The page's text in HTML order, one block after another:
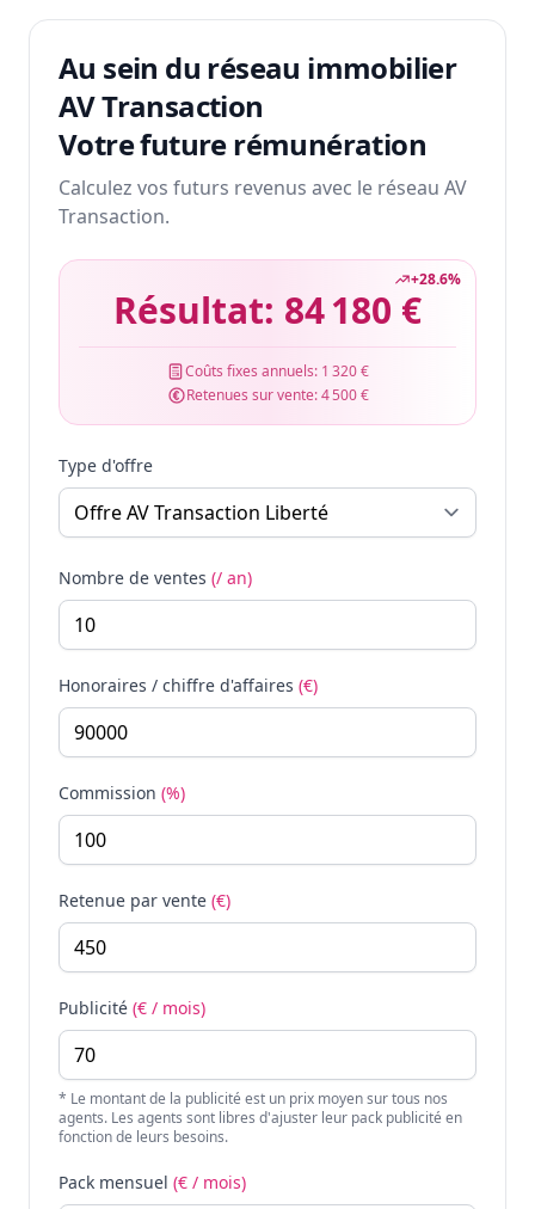
Au sein du réseau immobilier
AV Transaction
Votre future rémunération
Calculez vos futurs revenus avec le réseau AV
Transaction.
+28.6%
Résultat: 84 180 €
Coûts fixes annuels: 1 320 €
Retenues sur vente:4 500 €
Type d'offre
Nombre de ventes (/ an)
Honoraires / chiffre d'affaires (€)
Commission (%)
Retenue par vente (€)
Publicité (€ / mois)
* Le montant de la publicité est un prix moyen sur tous nos
agents. Les agents sont libres d'ajuster leur pack publicité en
fonction de leurs besoins.
Pack mensuel (€ / mois)